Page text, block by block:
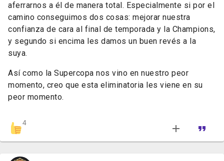
aferrarnos a él de manera total. Especialmente si por el
camino conseguimos dos cosas: mejorar nuestra
confianza de cara al final de temporada y la Champions,
y segundo si encima les damos un buen revés a la
suya.
Así como la Supercopa nos vino en nuestro peor
momento, creo que esta eliminatoria les viene en su
peor momento.
4